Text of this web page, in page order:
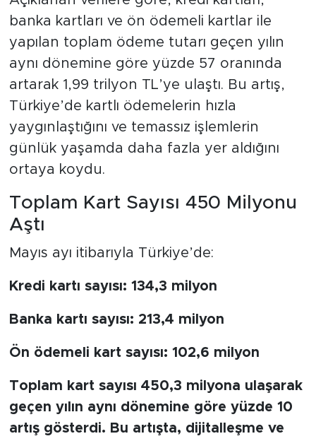
banka kartları ve ön ödemeli kartlar ile
yapılan toplam ödeme tutarı geçen yılın
aynı dönemine göre yüzde 57 oranında
artarak 1,99 trilyon TL’ye ulaştı. Bu artış,
Türkiye’de kartlı ödemelerin hızla
yaygınlaştığını ve temassız işlemlerin
günlük yaşamda daha fazla yer aldığını
ortaya koydu.
Toplam Kart Sayısı 450 Milyonu
Aştı
Mayıs ayı itibarıyla Türkiye’de:
Kredi kartı sayısı: 134,3 milyon
Banka kartı sayısı: 213,4 milyon
Ön ödemeli kart sayısı: 102,6 milyon
Toplam kart sayısı 450,3 milyona ulaşarak
geçen yılın aynı dönemine göre yüzde 10
artış gösterdi. Bu artışta, dijitalleşme ve